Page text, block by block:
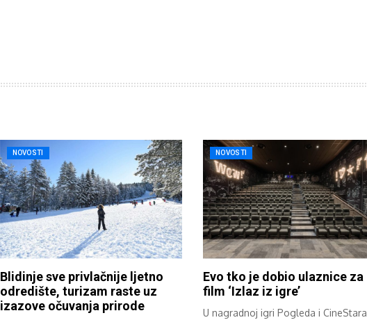
NOVOSTI
Blidinje sve privlačnije ljetno
odredište, turizam raste uz
izazove očuvanja prirode
NOVOSTI
Evo tko je dobio ulaznice za
film ‘Izlaz iz igre’
U nagradnoj igri Pogleda i CineStara